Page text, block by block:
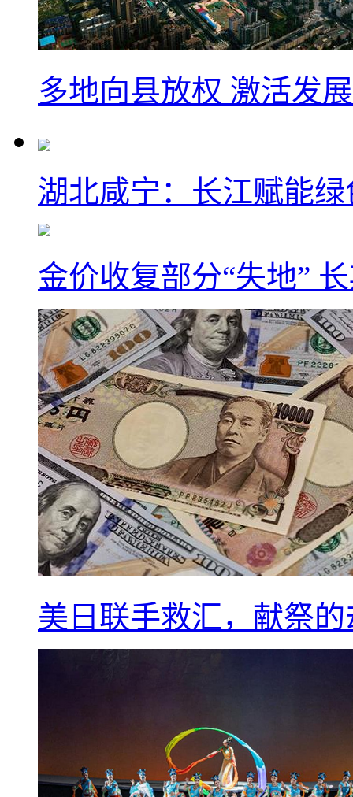
多地向县放权 激活发
湖北咸宁：长江赋能
金价收复部分“失地”
美日联手救汇，献祭